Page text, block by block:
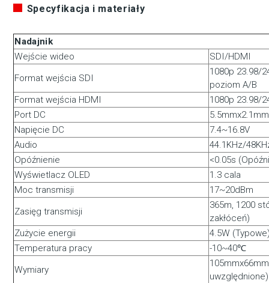
Specyfikacja i materiały
Nadajnik
Wejście wideo
SDI/HDMI
Format wejścia SDI
1080p 23.98/
poziom A/B
Format wejścia HDMI
1080p 23.98/
Port DC
Napięcie DC
7.4~16.8V
Audio
44.1KHz/
Opóźnienie
<0.05s
Wyświetlacz OLED
1.3 cala
Moc transmisji
17~20dBm
Zasięg transmisji
365m, 1200
zakłóceń)
Zużycie energii
4.5W
Temperatura pracy
-10~40℃
Wymiary
uwzględnione)